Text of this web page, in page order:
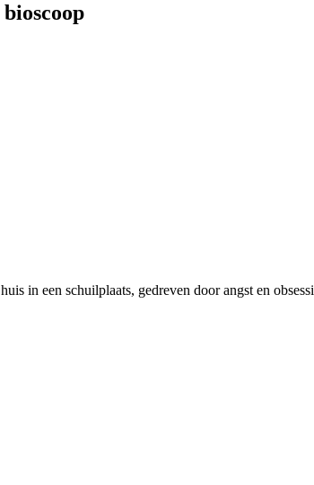
in een schuilplaats, gedreven door angst en